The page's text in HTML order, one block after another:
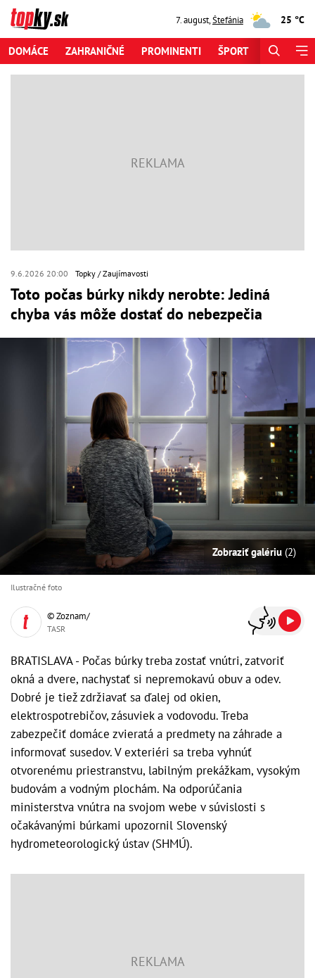
7. august,Štefánia 25 °C
DOMÁCE ZAHRANIČNÉ PROMINENTI ŠPORT
9.6.2026 20:00 Topky Zaujímavosti
Toto počas búrky nikdy nerobte: Jediná
chyba vás môže dostať do nebezpečia
Zobraziť galériu (2)
Ilustračné foto
© Zoznam/
TASR
BRATISLAVA - Počas búrky treba zostať vnútri, zatvoriť
okná a dvere, nachystať si nepremokavú obuv a odev.
Dobré je tiež zdržiavať sa ďalej od okien,
elektrospotrebičov, zásuviek a vodovodu. Treba
zabezpečiť domáce zvieratá a predmety na záhrade a
informovať susedov. V exteriéri sa treba vyhnúť
otvorenému priestranstvu, labilným prekážkam, vysokým
budovám a vodným plochám. Na odporúčania
ministerstva vnútra na svojom webe v súvislosti s
očakávanými búrkami upozornil Slovenský
hydrometeorologický ústav (SHMÚ).